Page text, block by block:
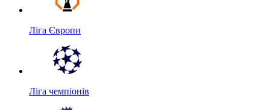
Ліга Європи
Ліга чемпіонів